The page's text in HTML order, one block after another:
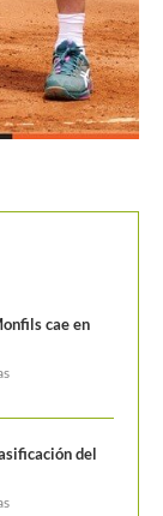
cae en
del